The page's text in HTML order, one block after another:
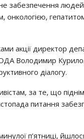
забезпечення
онкологією,
акції директор
Володимир Курило.
діалогу.
за те, що
питання
п’ятниці,